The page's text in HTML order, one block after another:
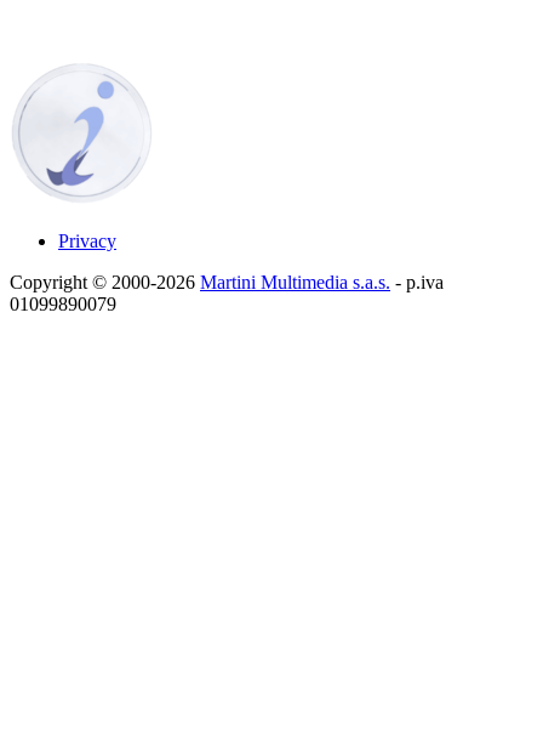
Privacy
Copyright © 2000-2026 Martini Multimedia s.a.s. - p.iva
01099890079